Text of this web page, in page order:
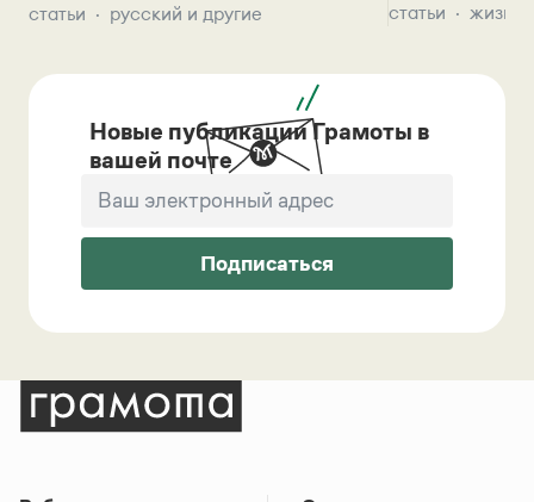
статьи русский и другие статьи жизнь
Новые публикации Грамоты в
вашей почте
Подписаться